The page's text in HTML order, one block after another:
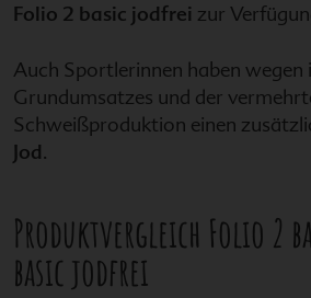
Folio 2 basic jodfrei zur
Auch Sportlerinnen haben wegen
Grundumsatzes und der
Schweißproduktion einen
Jod.
Produktvergleich Folio 2
basic jodfrei